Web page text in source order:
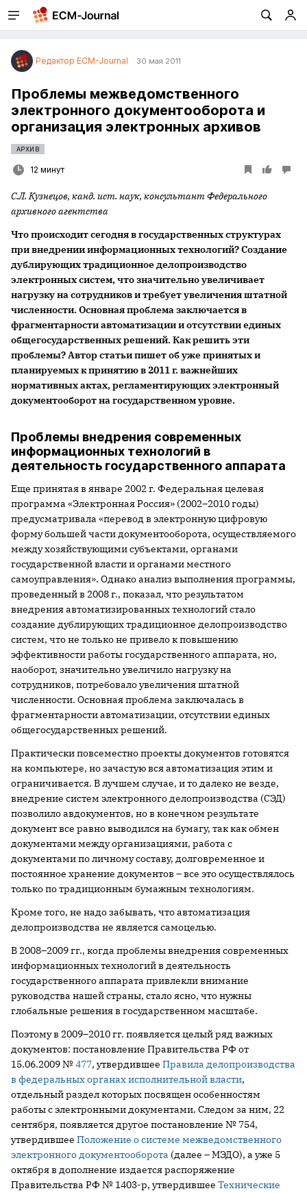
Редактор ECM-Journal 30 мая 2011
Проблемы межведомственного
электронного документооборота и
организация электронных архивов
АРХИВ
12 минут
С.Л. Кузнецов, канд. ист. наук, консультант Федерального
архивного агентства
Что происходит сегодня в государственных структурах
при внедрении информационных технологий? Создание
дублирующих традиционное делопроизводство
электронных систем, что значительно увеличивает
нагрузку на сотрудников и требует увеличения штатной
численности. Основная проблема заключается в
фрагментарности автоматизации и отсутствии единых
общегосударственных решений. Как решить эти
проблемы? Автор статьи пишет об уже принятых и
планируемых к принятию в 2011 г. важнейших
нормативных актах, регламентирующих электронный
документооборот на государственном уровне.
Проблемы внедрения современных
информационных технологий в
деятельность государственного аппарата
Еще принятая в январе 2002 г. Федеральная целевая
программа «Электронная Россия» (2002–2010 годы)
предусматривала «перевод в электронную цифровую
форму большей части документооборота, осуществляемого
между хозяйствующими субъектами, органами
государственной власти и органами местного
самоуправления». Однако анализ выполнения программы,
проведенный в 2008 г., показал, что результатом
внедрения автоматизированных технологий стало
создание дублирующих традиционное делопроизводство
систем, что не только не привело к повышению
эффективности работы государственного аппарата, но,
наоборот, значительно увеличило нагрузку на
сотрудников, потребовало увеличения штатной
численности. Основная проблема заключалась в
фрагментарности автоматизации, отсутствии единых
общегосударственных решений.
Практически повсеместно проекты документов готовятся
на компьютере, но зачастую вся автоматизация этим и
ограничивается. В лучшем случае, и то далеко не везде,
внедрение систем электронного делопроизводства (СЭД)
позволило авдокументов, но в конечном результате
документ все равно выводился на бумагу, так как обмен
документами между организациями, работа с
документами по личному составу, долговременное и
постоянное хранение документов – все это осуществлялось
только по традиционным бумажным технологиям.
Кроме того, не надо забывать, что автоматизация
делопроизводства не является самоцелью.
В 2008–2009 гг., когда проблемы внедрения современных
информационных технологий в деятельность
государственного аппарата привлекли внимание
руководства нашей страны, стало ясно, что нужны
глобальные решения в государственном масштабе.
Поэтому в 2009–2010 гг. появляется целый ряд важных
документов: постановление Правительства РФ от
15.06.2009 № 477, утвердившее Правила делопроизводства
в федеральных органах исполнительной власти,
отдельный раздел которых посвящен особенностям
работы с электронными документами. Следом за ним, 22
сентября, появляется другое постановление № 754,
утвердившее Положение о системе межведомственного
электронного документооборота (далее – МЭДО), а уже 5
октября в дополнение издается распоряжение
Правительства РФ № 1403-р, утвердившее Технические